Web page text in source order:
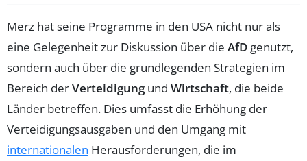
Merz hat seine Programme in den USA nicht nur als
eine Gelegenheit zur Diskussion über die AfD genutzt,
sondern auch über die grundlegenden Strategien im
Bereich derVerteidigungund Wirtschaft, die beide
Länder betreffen. Dies umfasst die Erhöhung der
Verteidigungsausgaben und den Umgang mit
internationalen Herausforderungen, die im